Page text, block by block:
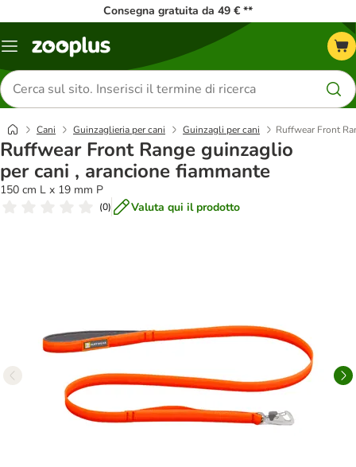
Consegna gratuita da 49 € **
Overview
Cerca
prodotti
Cani Guinzaglieria per cani Guinzagli per cani Ruffwear Front
Ruffwear Front Range guinzaglio
per cani , arancione fiammante
150 cm L x 19 mm P
(0) Valuta qui il prodotto